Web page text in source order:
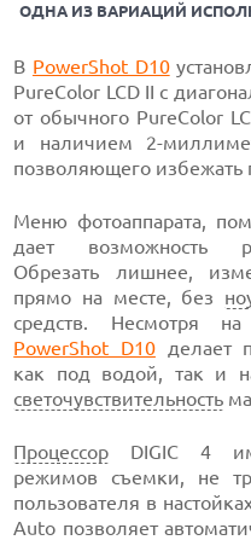
ОДНА ИЗ ВАРИАЦИЙ
В PowerShot D10
PureColor LCD II с
от обычного PureColor
и наличием 2-
позволяющего избежать
Меню фотоаппарата,
дает возможность
Обрезать лишнее,
прямо на месте, без
средств. Несмотря
PowerShot D10делает
как под водой, так и
светочувствительность
Процессор DIGIC 4
режимов съемки, не
пользователя в
Auto позволяет